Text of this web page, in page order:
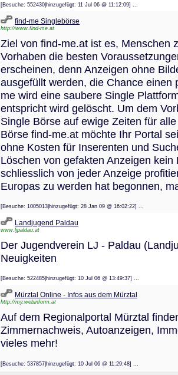
[Besuche: 552430|hinzugefügt: 11 Jul 06 @ 11:12:09] ...
find-me Singlebörse
http://www.find-me.at
Ziel von find-me.at ist es, Menschen
Vorhaben die besten
erscheinen, denn Anzeigen ohne
ausgefüllt werden, die Chance
me wird eine saubere Single
entspricht wird gelöscht. Um dem
Single Börse auf ewige Zeiten für
Börse find-me.at möchte Ihr Portal
ohne Kosten für Inserenten und
Löschen von gefakten Anzeigen
schliesslich von jeder Anzeige
Europas zu werden hat begonnen,
[Besuche: 1005013|hinzugefügt: 28 Jan 09 @ 16:02:22] ...
Landjugend Paldau
www.ljpaldau.at
Der Jugendverein LJ - Paldau
Neuigkeiten
[Besuche: 522485|hinzugefügt: 10 Jul 06 @ 13:49:37] ...
Mürztal Online - Infos aus dem Mürztal
http://my.webinform.at
Auf dem Regionalportal Mürztal
Zimmernachweis, Autoanzeigen,
vieles mehr!
[Besuche: 537857|hinzugefügt: 10 Jul 06 @ 11:29:48] ...